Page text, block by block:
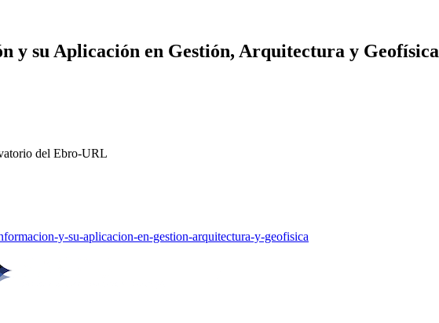
y su Aplicación en Gestión, Arquitectura y Geofísica
del Ebro-URL
y-su-aplicacion-en-gestion-arquitectura-y-geofisica